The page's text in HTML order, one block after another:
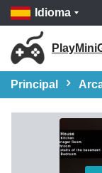
Idioma
Principal